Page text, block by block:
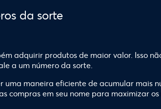
da sorte
adquirir produtos de maior valor. Isso
a um número da sorte.
uma maneira eficiente de acumular mais
compras em seu nome para maximizar